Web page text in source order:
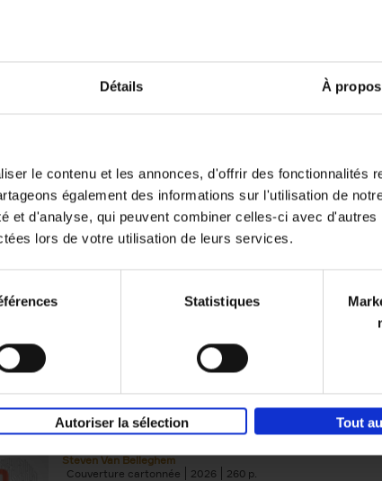
Détails À
le contenu et les annonces, d'offrir des fonctionnalités
également des informations sur l'utilisation de
et d'analyse, qui peuvent combiner celles-ci avec d'autres
lors de votre utilisation de leurs services.
Statistiques
Autoriser la sélection Tout
Hysteria (EN)
Develop and Implement a Winning Strategy as a
Gino Van Ossel
Digital marketing like a PRO -
completely revised edition (EN)
Deep Loyalty (ENG)
Steven Van Belleghem
Couverture cartonnée
2026 260